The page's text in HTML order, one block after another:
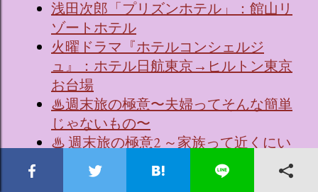
浅田次郎「プリズンホテル」：館山リ
ゾートホテル
火曜ドラマ『ホテルコンシェルジ
ュ』：ホテル日航東京→ヒルトン東京
お台場
♨週末旅の極意〜夫婦ってそんな簡単
じゃないもの〜
♨ 週末旅の極意2 ～家族って近くにい
て遠いもの～（シーズン2）